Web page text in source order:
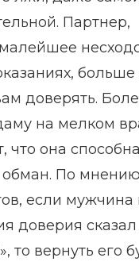
Партнер,
больше
доверять.
на мелком
что она
По мнению
если мужчина
доверия
то вернуть его